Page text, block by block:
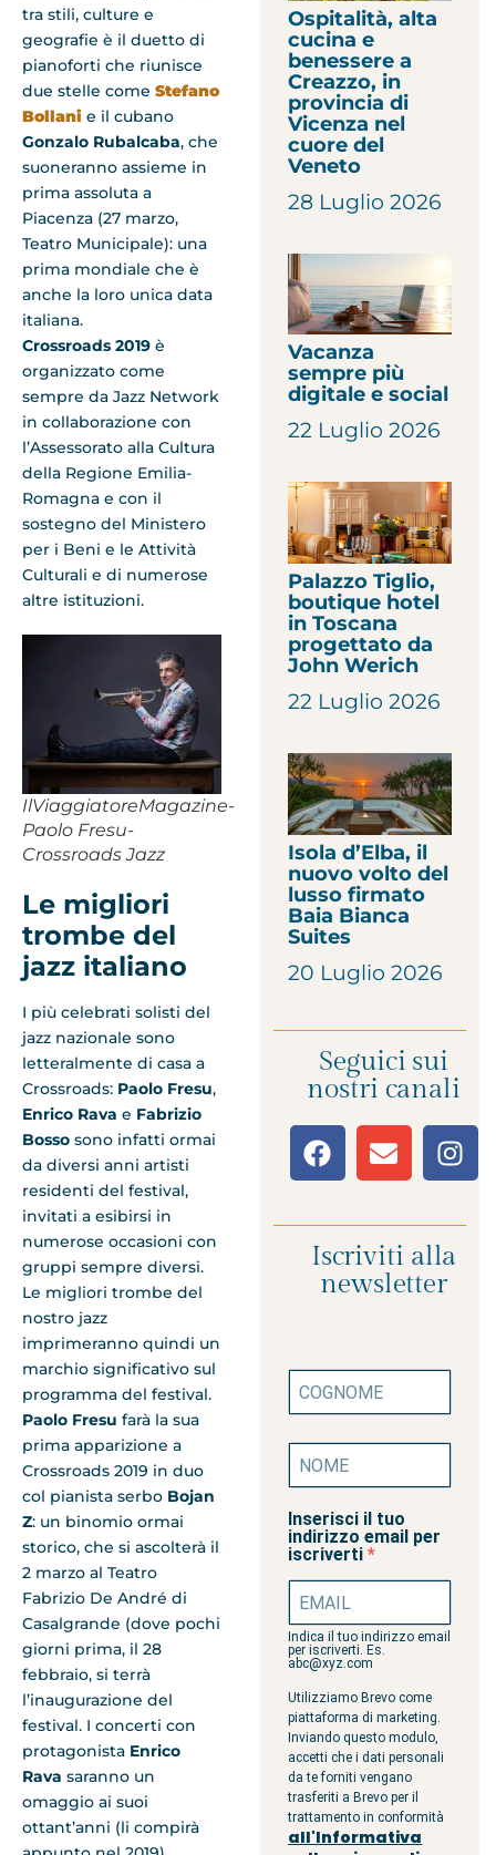
tra stili, culture e
geografie è il duetto di
pianoforti che riunisce
due stelle come Stefano
Bollani e il cubano
Gonzalo Rubalcaba, che
suoneranno assieme in
prima assoluta a
Piacenza (27 marzo,
Teatro Municipale): una
prima mondiale che è
anche la loro unica data
italiana.
Crossroads 2019 è
organizzato come
sempre da Jazz Network
in collaborazione con
l’Assessorato alla Cultura
della Regione Emilia-
Romagna e con il
sostegno del Ministero
per i Beni e le Attività
Culturali e di numerose
altre istituzioni.
IlViaggiatoreMagazine-
Paolo Fresu-
Crossroads Jazz
Le migliori
trombe del
jazz italiano
I più celebrati solisti del
jazz nazionale sono
letteralmente di casa a
Crossroads: Paolo Fresu,
Enrico Rava e Fabrizio
Bosso sono infatti ormai
da diversi anni artisti
residenti del festival,
invitati a esibirsi in
numerose occasioni con
gruppi sempre diversi.
Le migliori trombe del
nostro jazz
imprimeranno quindi un
marchio significativo sul
programma del festival.
Paolo Fresu farà la sua
prima apparizione a
Crossroads 2019 in duo
col pianista serbo Bojan
Z: un binomio ormai
storico, che si ascolterà il
2 marzo al Teatro
Fabrizio De André di
Casalgrande (dove pochi
giorni prima, il 28
febbraio, si terrà
l’inaugurazione del
festival. I concerti con
protagonista Enrico
Rava saranno un
omaggio ai suoi
ottant’anni (li compirà
Ospitalità, alta
cucina e
benessere a
Creazzo, in
provincia di
Vicenza nel
cuore del
Veneto
28 Luglio 2026
Vacanza
sempre più
digitale e social
22 Luglio 2026
Palazzo Tiglio,
boutique hotel
in Toscana
progettato da
John Werich
22 Luglio 2026
Isola d’Elba, il
nuovo volto del
lusso firmato
Baia Bianca
Suites
20 Luglio 2026
Seguici sui
nostri canali
Iscriviti alla
newsletter
Inserisci il tuo
indirizzo email per
iscriverti
Indica il tuo indirizzo email
per iscriverti. Es.
abc@xyz.com
Utilizziamo Brevo come
piattaforma di marketing.
Inviando questo modulo,
accetti che i dati personali
da te forniti vengano
trasferiti a Brevo per il
trattamento in conformità
all'Informativa